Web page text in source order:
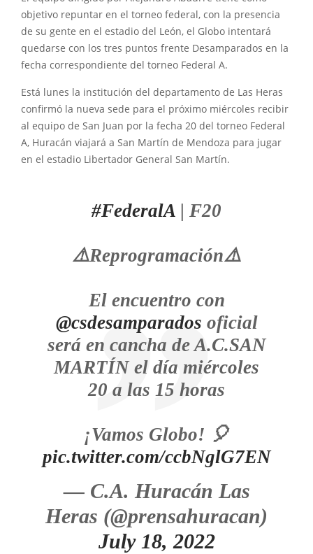
objetivo repuntar en el torneo federal, con la presencia
de su gente en el estadio del León, el Globo intentará
quedarse con los tres puntos frente Desamparados en la
fecha correspondiente del torneo Federal A.
Está lunes la institución del departamento de Las Heras
confirmó la nueva sede para el próximo miércoles recibir
al equipo de San Juan por la fecha 20 del torneo Federal
A, Huracán viajará a San Martín de Mendoza para jugar
en el estadio Libertador General San Martín.
#FederalA | F20
⚠️Reprogramación⚠️
El encuentro con
@csdesamparados oficial
será en cancha de A.C.SAN
MARTÍN el día miércoles
20 a las 15 horas
¡Vamos Globo! 🎈
pic.twitter.com/ccbNglG7EN
— C.A. Huracán Las
Heras (@prensahuracan)
July 18, 2022